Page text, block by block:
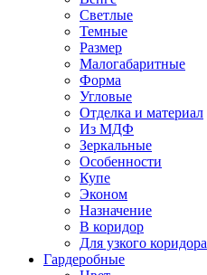
Светлые
Темные
Размер
Малогабаритные
Форма
Угловые
Отделка и материал
Из МДФ
Зеркальные
Особенности
Купе
Эконом
Назначение
В коридор
Для узкого коридора
Гардеробные